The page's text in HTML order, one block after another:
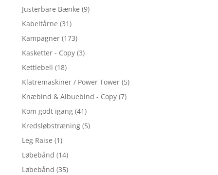
Justerbare Bænke (9)
Kabeltårne (31)
Kampagner (173)
Kasketter - Copy (3)
Kettlebell (18)
Klatremaskiner / Power Tower (5)
Knæbind & Albuebind - Copy (7)
Kom godt igang (41)
Kredsløbstræning (5)
Leg Raise (1)
Løbebånd (14)
Løbebånd (35)